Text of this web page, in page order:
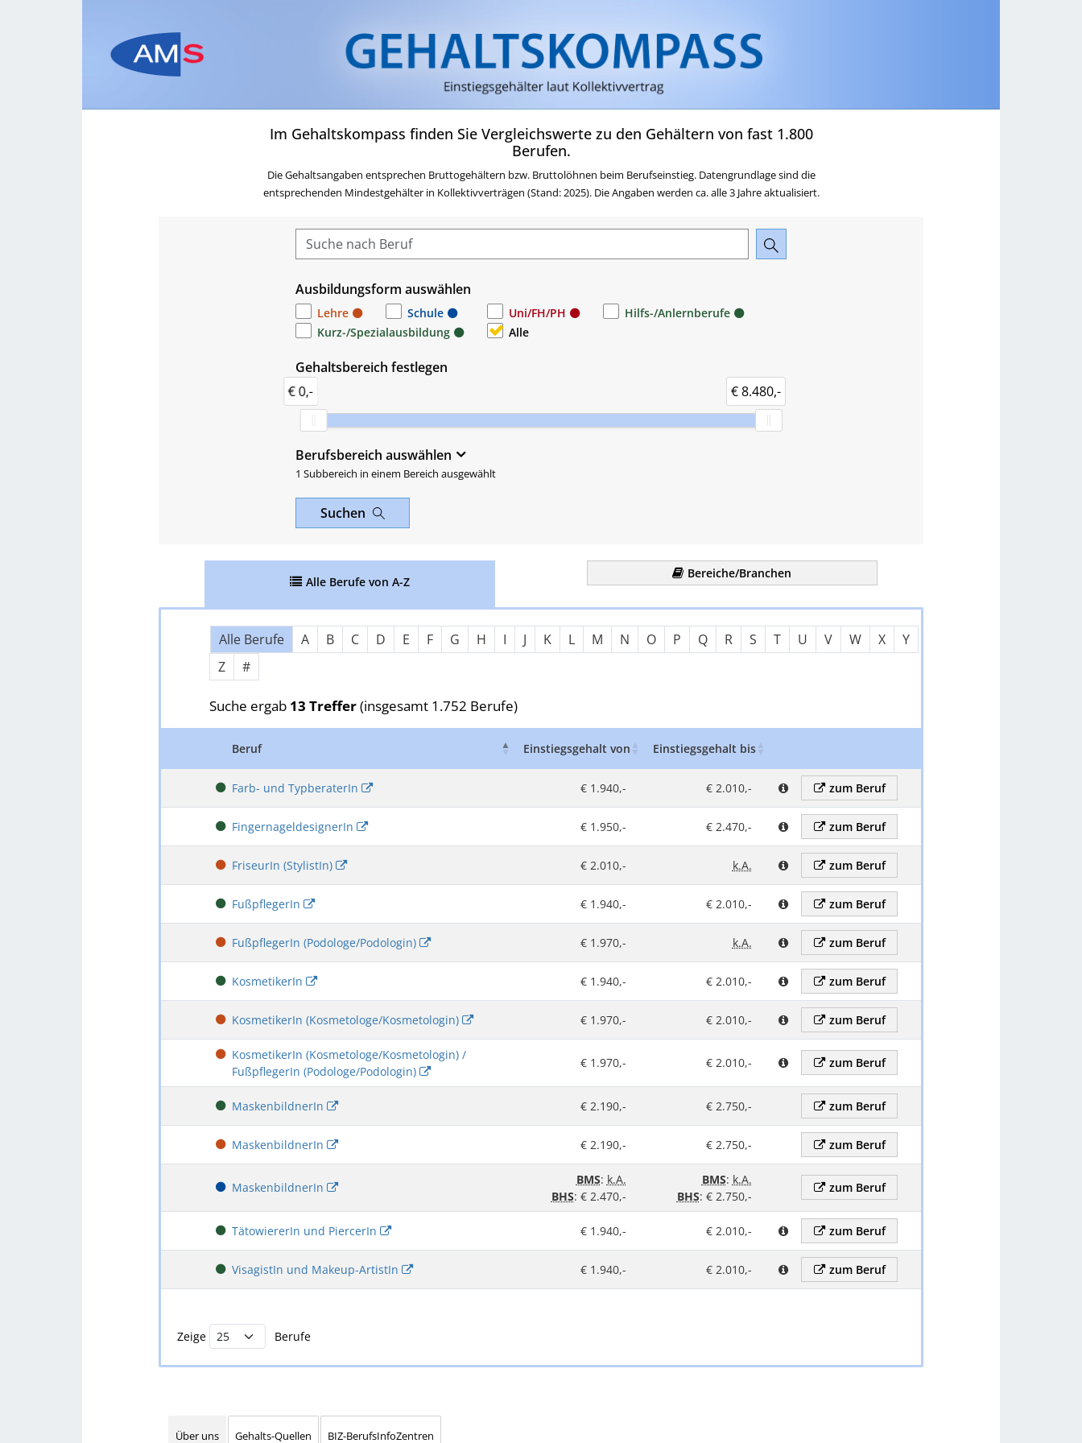
Zum Inhalt springen
Zum Navigationsmenü springen
Zur Suche springen
Zur Footer springen
Zum Das Portal des AMS zu Ausbildung,
Im Gehaltskompass finden Sie Vergleichswerte zu den Gehältern von fast 1.800
Berufen.
Die Gehaltsangaben entsprechen Bruttogehältern bzw. Bruttolöhnen beim Berufseinstieg. Datengrundlage sind die
entsprechenden Mindestgehälter in Kollektivverträgen (Stand: 2025). Die Angaben werden ca. alle 3 Jahre aktualisiert.
Ausbildungsform auswählen
Lehre Schule Uni/FH/PH
Hilfs-/Anlernberufe
Kurz-/Spezialausbildung
Alle
Gehaltsbereich festlegen
€ 0,-
€ 8.480,-
Berufsbereich auswählen
1 Subbereich in einem Bereich ausgewählt
Suchen
Alle Berufe von A-Z
Bereiche/Branchen
Über Buchstaben springen Nach Anfangsbuchstaben filtern
Alle Berufe A B C D E F G H I J K L M N O P Q R S T U V W X
Y
Z
#
Suche ergab 13 Treffer(insgesamt 1.752 Berufe)
Beruf Einstiegsgehalt von Einstiegsgehalt bis
Farb- und TypberaterIn € 1.940,- € 2.010,- zum Beruf
FingernageldesignerIn € 1.950,- € 2.470,- zum Beruf
FriseurIn (StylistIn) € 2.010,- k.A. zum Beruf
FußpflegerIn € 1.940,- € 2.010,- zum Beruf
FußpflegerIn (Podologe/Podologin) € 1.970,- k.A. zum Beruf
KosmetikerIn € 1.940,- € 2.010,- zum Beruf
KosmetikerIn (Kosmetologe/Kosmetologin) € 1.970,- € 2.010,- zum Beruf
KosmetikerIn (Kosmetologe/Kosmetologin) /
FußpflegerIn (Podologe/Podologin)
€ 1.970,- € 2.010,- zum Beruf
MaskenbildnerIn € 2.190,- € 2.750,- zum Beruf
MaskenbildnerIn € 2.190,- € 2.750,- zum Beruf
MaskenbildnerIn
BMS: k.A.
BHS: € 2.470,-
BMS: k.A.
BHS: € 2.750,-
zum Beruf
TätowiererIn und PiercerIn € 1.940,- € 2.010,- zum Beruf
VisagistIn und Makeup-ArtistIn € 1.940,- € 2.010,- zum Beruf
Zeige Berufe
Über uns Gehalts-Quellen BIZ-BerufsInfoZentren